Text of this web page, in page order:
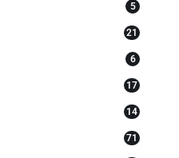
5
21
6
17
14
71